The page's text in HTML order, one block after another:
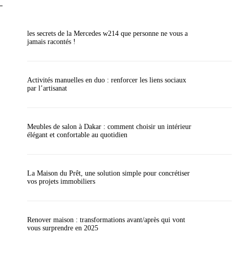
les secrets de la Mercedes w214 que personne ne vous a
jamais racontés !
Activités manuelles en duo : renforcer les liens sociaux
par l’artisanat
Meubles de salon à Dakar : comment choisir un intérieur
élégant et confortable au quotidien
La Maison du Prêt, une solution simple pour concrétiser
vos projets immobiliers
Renover maison : transformations avant/après qui vont
vous surprendre en 2025